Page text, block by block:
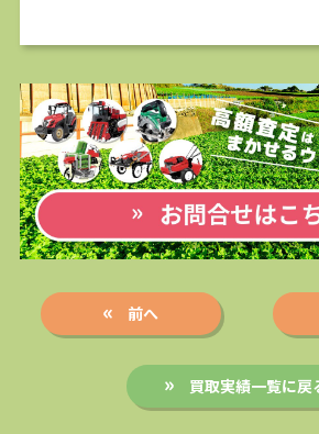
前へ
買取実績一覧に戻